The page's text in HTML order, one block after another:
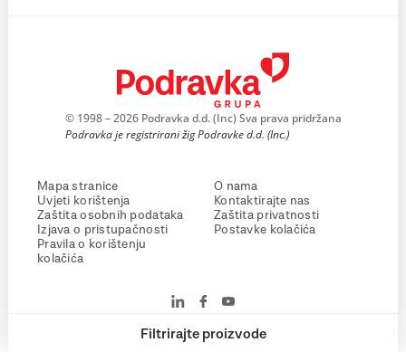
Filtrirajte proizvode
© 1998 – 2026 Podravka d.d. (Inc) Sva prava pridržana
Podravka je registrirani žig Podravke d.d. (Inc.)
Mapa stranice
Uvjeti korištenja
Zaštita osobnih podataka
Izjava o pristupačnosti
Pravila o korištenju
kolačića
O nama
Kontaktirajte nas
Zaštita privatnosti
Postavke kolačića